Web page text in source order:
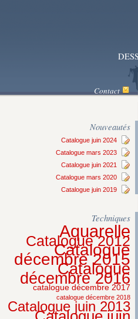
Contact
Nouveautés
Catalogue juin 2024
Catalogue mars 2023
Catalogue juin 2021
Catalogue mars 2020
Catalogue juin 2019
Techniques
Aquarelle
Catalogue 2012
Catalogue
décembre 2015
Catalogue
décembre 2016
catalogue décembre 2017
catalogue décembre 2018
Catalogue juin 2013